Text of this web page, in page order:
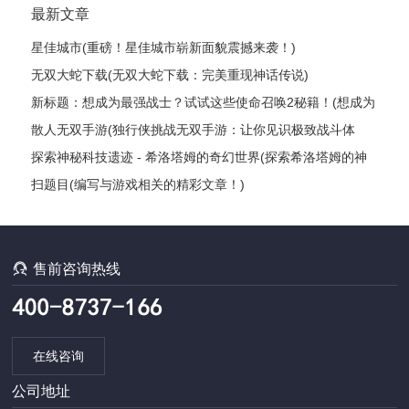
最新文章
星佳城市(重磅！星佳城市崭新面貌震撼来袭！)
无双大蛇下载(无双大蛇下载：完美重现神话传说)
新标题：想成为最强战士？试试这些使命召唤2秘籍！(想成为
最强战士？这些使命召唤2秘籍绝对让你雄霸战场！)
散人无双手游(独行侠挑战无双手游：让你见识极致战斗体
验！)
探索神秘科技遗迹 - 希洛塔姆的奇幻世界(探索希洛塔姆的神
秘科技遗迹：一场奇幻之旅)
扫题目(编写与游戏相关的精彩文章！)
售前咨询热线
在线咨询
公司地址